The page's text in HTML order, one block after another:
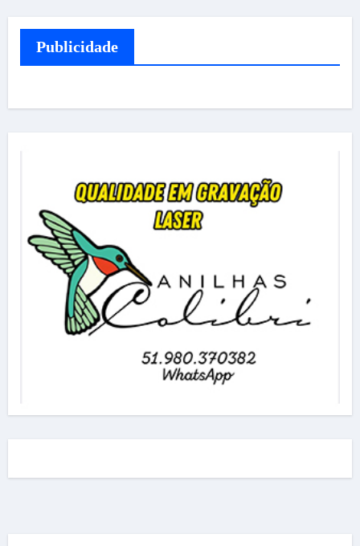
Publicidade